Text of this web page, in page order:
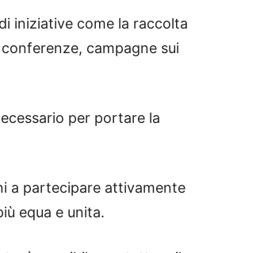
iniziative come la raccolta
campagne sui
per portare la
a partecipare attivamente
equa e unita.